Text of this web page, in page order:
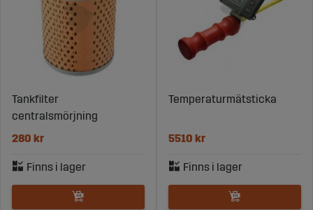
Tankfilter
centralsmörjning
280 kr
Temperaturmätsticka
5510 kr